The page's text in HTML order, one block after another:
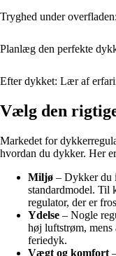
Tryghed under
Planlæg den perfekte
Efter dykket: Lær af
Vælg den
Markedet for
hvordan du dykker. Her
Miljø – Dykker du
standardmodel. Til
regulator, der er
Ydelse – Nogle
høj luftstrøm, mens
feriedyk.
Vægt og komfort